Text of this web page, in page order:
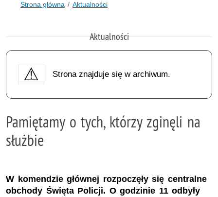
Strona główna Aktualności
Aktualności
Strona znajduje się w archiwum.
Pamiętamy o tych, którzy zginęli na
służbie
W komendzie głównej rozpoczęły się centralne
obchody Święta Policji. O godzinie 11 odbyły